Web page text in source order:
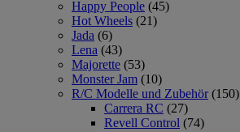
Happy People (45)
Hot Wheels (21)
Jada (6)
Lena (43)
Majorette (53)
Monster Jam (10)
R/C Modelle und Zubehör (150)
Carrera RC (27)
Revell Control (74)